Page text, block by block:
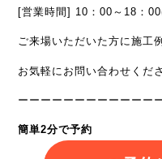
[営業時間] 10：00～18：
ご来場いただいた方に施工
お気軽にお問い合わせくだ
ーーーーーーーーーーーー
簡単2分で予約